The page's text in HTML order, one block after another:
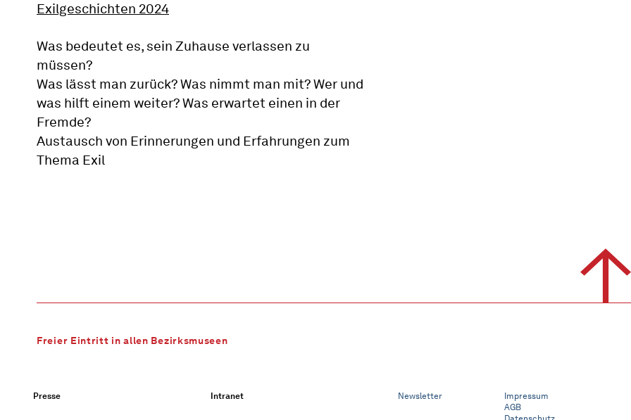
Exilgeschichten 2024
Was bedeutet es, sein Zuhause verlassen zu
müssen?
Was lässt man zurück? Was nimmt man mit? Wer und
was hilft einem weiter? Was erwartet einen in der
Fremde?
Austausch von Erinnerungen und Erfahrungen zum
Thema Exil
Freier Eintritt in allen Bezirksmuseen
Presse Intranet Newsletter
Impressum
AGB